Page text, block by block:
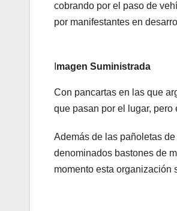
cobrando por el paso de
por manifestantes en
magen Suministrada
Con pancartas en las que
que pasan por el lugar, pero
Además de las pañoletas
denominados bastones de
momento esta organización